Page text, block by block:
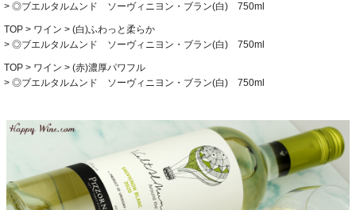
◎ブエルタルムンド ソーヴィニヨン・ブラン(白) 750ml
TOP ワイン
(白)ふわっと柔らか
◎ブエルタルムンド ソーヴィニヨン・ブラン(白) 750ml
TOP ワイン
(赤)濃厚パワフル
◎ブエルタルムンド ソーヴィニヨン・ブラン(白) 750ml